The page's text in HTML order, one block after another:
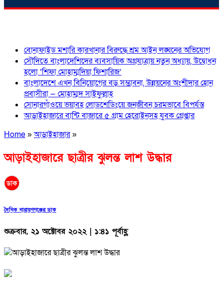
বোনাফাইড মশারি কারখানার বিরুদ্ধে শ্রম আইন লঙ্ঘনের অভিযোগ
সৌদিতে বাংলাদেশিদের ব্যবসায়িক অগ্রযাত্রায় নতুন অধ্যায়, উদ্বোধন
হলো ‘শিফা মোহাম্মদিয়া ফিশারিজ’
বাংলাদেশে এখন বিনিয়োগের বড় সম্ভাবনা, উন্নয়নের অংশীদার হোন
প্রবাসীরা — মোহাম্মদ সাইফুল্লাহ্
সোনারগাঁওয়ে ভয়াবহ লোডশেডিংয়ে জনজীবন চরমভাবে বিপর্যস্ত
আড়াইহাজারে বান্টি বাজারে ৫ গ্রাম হেরোইনসহ যুবক গ্রেপ্তার
Home»আড়াইহাজার»
আড়াইহাজারে ছাত্রীর ঝুলন্ত লাশ উদ্ধার
দৈনিক নারায়ণগঞ্জের ডাক
শুক্রবার, ২১ অক্টোবর ২০২২ | ১:৪১ পূর্বাহ্ণ